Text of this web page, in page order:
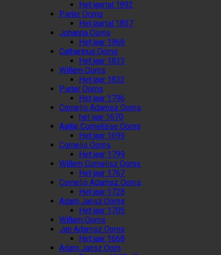
Het jaartal 1892
Pieter Ooms
Het jaartal 1857
Johanna Ooms
Het jaar 1868
Catharinus Ooms
Het jaar 1833
Willem Ooms
Het jaar 1832
Pieter Ooms
Het jaar 1796
Cornelis Adamsz Ooms
het jaar 1670
Aaltje Cornelisse Ooms
Het jaar 1699
Cornelis Ooms
Het jaar 1799
Willem Cornelisz Ooms
Het jaar 1767
Cornelis Adamsz Ooms
Het jaar 1728
Adam Jansz Ooms
Het jaar 1705
Willem Ooms
Jan Adamsz Ooms
Het jaar 1668
Adam Jansz Oom